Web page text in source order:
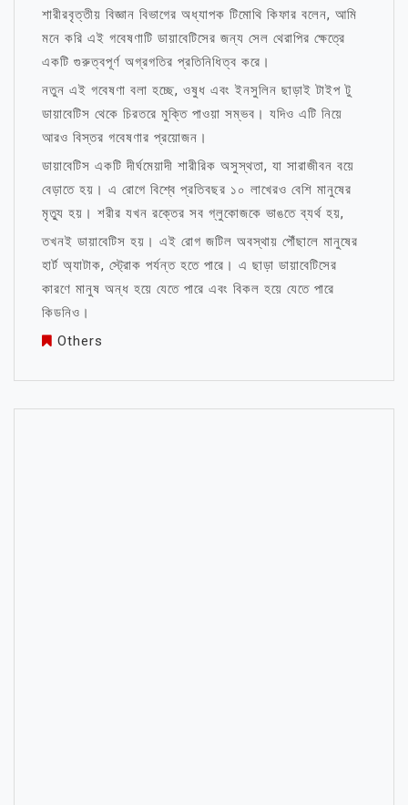
শারীরবৃত্তীয় বিজ্ঞান বিভাগের অধ্যাপক টিমোথি কিফার বলেন, আমি
মনে করি এই গবেষণাটি ডায়াবেটিসের জন্য সেল থেরাপির ক্ষেত্রে
একটি গুরুত্বপূর্ণ অগ্রগতির প্রতিনিধিত্ব করে।
নতুন এই গবেষণা বলা হচ্ছে, ওষুধ এবং ইনসুলিন ছাড়াই টাইপ টু
ডায়াবেটিস থেকে চিরতরে মুক্তি পাওয়া সম্ভব। যদিও এটি নিয়ে
আরও বিস্তর গবেষণার প্রয়োজন।
ডায়াবেটিস একটি দীর্ঘমেয়াদী শারীরিক অসুস্থতা, যা সারাজীবন বয়ে
বেড়াতে হয়। এ রোগে বিশ্বে প্রতিবছর ১০ লাখেরও বেশি মানুষের
মৃত্যু হয়। শরীর যখন রক্তের সব গ্লুকোজকে ভাঙতে ব্যর্থ হয়,
তখনই ডায়াবেটিস হয়। এই রোগ জটিল অবস্থায় পৌঁছালে মানুষের
হার্ট অ্যাটাক, স্ট্রোক পর্যন্ত হতে পারে। এ ছাড়া ডায়াবেটিসের
কারণে মানুষ অন্ধ হয়ে যেতে পারে এবং বিকল হয়ে যেতে পারে
কিডনিও।
Others